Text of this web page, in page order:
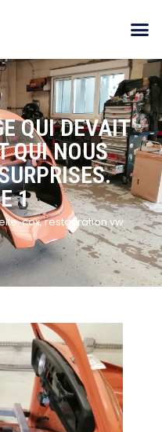
QUI DEVAIT
QUI NOUS
1
,cox,restauration vw